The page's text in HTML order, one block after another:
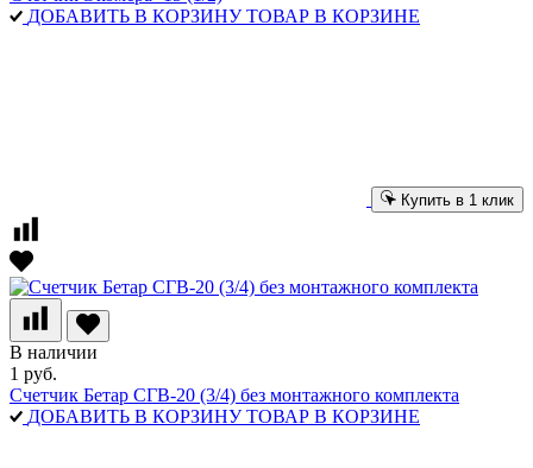
ДОБАВИТЬ В КОРЗИНУ ТОВАР В КОРЗИНЕ
Купить в 1 клик
В наличии
1 руб.
Счетчик Бетар СГВ-20 (3/4) без монтажного комплекта
ДОБАВИТЬ В КОРЗИНУ ТОВАР В КОРЗИНЕ